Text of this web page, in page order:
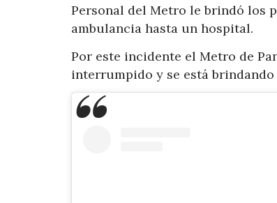
Personal del Metro le brindó los
ambulancia hasta un hospital.
Por este incidente el Metro de
interrumpido y se está